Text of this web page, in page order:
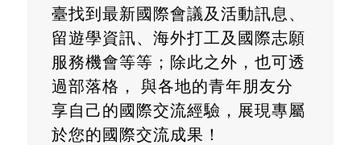
臺找到最新國際會議及活動訊息、
留遊學資訊、海外打工及國際志願
服務機會等等；除此之外，也可透
過部落格， 與各地的青年朋友分
享自己的國際交流經驗，展現專屬
於您的國際交流成果！